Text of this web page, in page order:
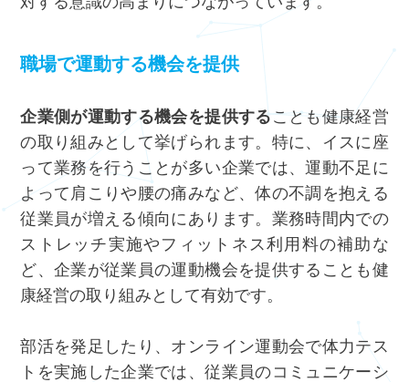
職場で運動する機会を提供
企業側が運動する機会を提供する ことも健康経営
の取り組みとして挙げられます。特に、イスに座
って業務を行うことが多い企業では、運動不足に
よって肩こりや腰の痛みなど、体の不調を抱える
従業員が増える傾向にあります。業務時間内での
ストレッチ実施やフィットネス利用料の補助な
ど、企業が従業員の運動機会を提供することも健
康経営の取り組みとして有効です。
部活を発足したり、オンライン運動会で体力テス
トを実施した企業では、従業員のコミュニケーシ